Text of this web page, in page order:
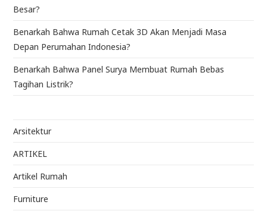
Besar?
Benarkah Bahwa Rumah Cetak 3D Akan Menjadi Masa
Depan Perumahan Indonesia?
Benarkah Bahwa Panel Surya Membuat Rumah Bebas
Tagihan Listrik?
Arsitektur
ARTIKEL
Artikel Rumah
Furniture